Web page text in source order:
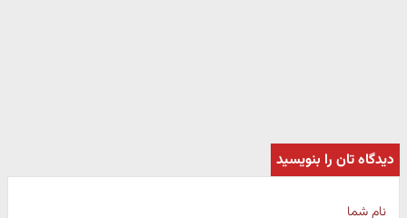
دیدگاه تان را بنویسید
نام شما